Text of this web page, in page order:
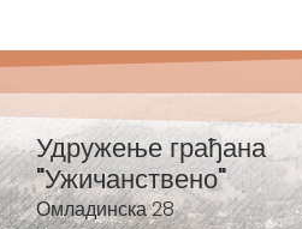
Удружење грађана
"Ужичанствено"
Омладинска 28